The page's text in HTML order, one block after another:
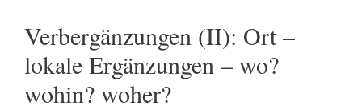
Verbergänzungen (II): Ort –
lokale Ergänzungen – wo?
wohin? woher?